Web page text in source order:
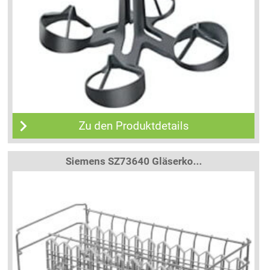
Zu den Produktdetails
Siemens SZ73640 Gläserko...